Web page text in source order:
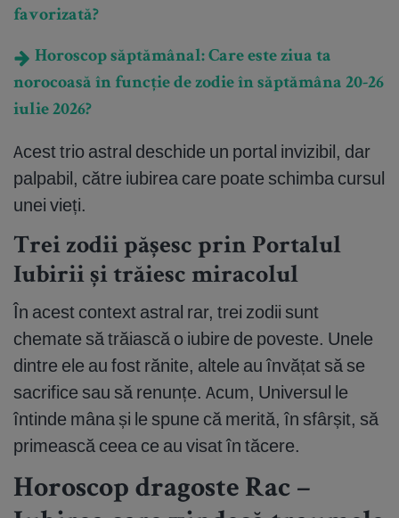
favorizată?
Horoscop săptămânal: Care este ziua ta
norocoasă în funcție de zodie în săptămâna 20-26
iulie 2026?
Acest trio astral deschide un portal invizibil, dar
palpabil, către iubirea care poate schimba cursul
unei vieți.
Trei zodii pășesc prin Portalul
Iubirii și trăiesc miracolul
În acest context astral rar, trei zodii sunt
chemate să trăiască o iubire de poveste. Unele
dintre ele au fost rănite, altele au învățat să se
sacrifice sau să renunțe. Acum, Universul le
întinde mâna și le spune că merită, în sfârșit, să
primească ceea ce au visat în tăcere.
Horoscop dragoste Rac –